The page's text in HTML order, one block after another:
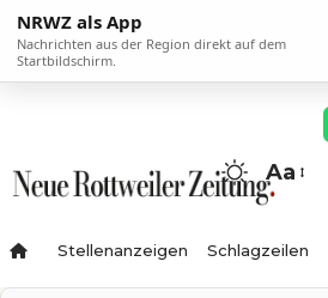
NRWZ als App
Nachrichten aus der Region direkt auf dem
Startbildschirm.
Aa
Stellenanzeigen Schlagzeilen